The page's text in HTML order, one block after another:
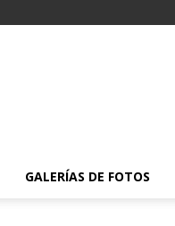
GALERÍAS DE FOTOS